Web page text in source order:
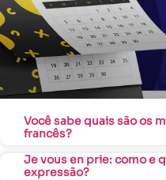
Você sabe quais são os
francês?
Je vous en prie: como e
expressão?